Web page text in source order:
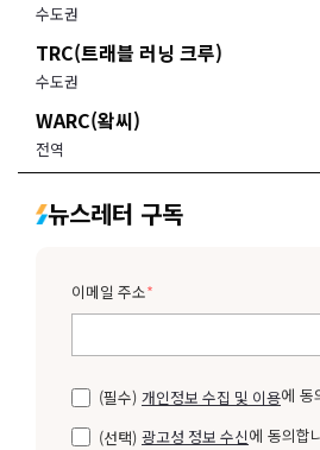
수도권
TRC(트래블 러닝 크루)
수도권
WARC(왘씨)
전역
뉴스레터 구독
이메일 주소*
(필수) 개인정보 수집 및 이용에 동
(선택) 광고성 정보 수신에 동의합